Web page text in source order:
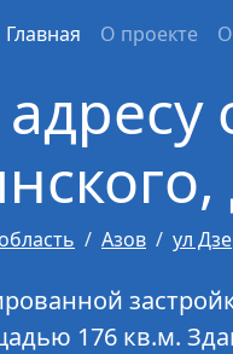
Главная О проекте
Азов ул
176 кв.м.